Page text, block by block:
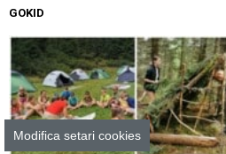
GOKID
Modifica setari cookies